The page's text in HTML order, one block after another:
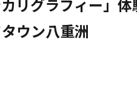
リグラフィー」体
ウン八重洲